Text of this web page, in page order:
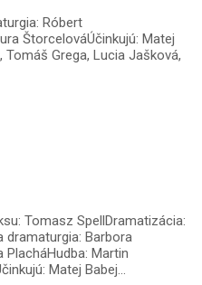
Róbert
ŠtorcelováÚčinkujú: Matej
Tomáš Grega, Lucia Jašková,
Tomasz SpellDramatizácia:
dramaturgia: Barbora
Martin
Matej Babej...